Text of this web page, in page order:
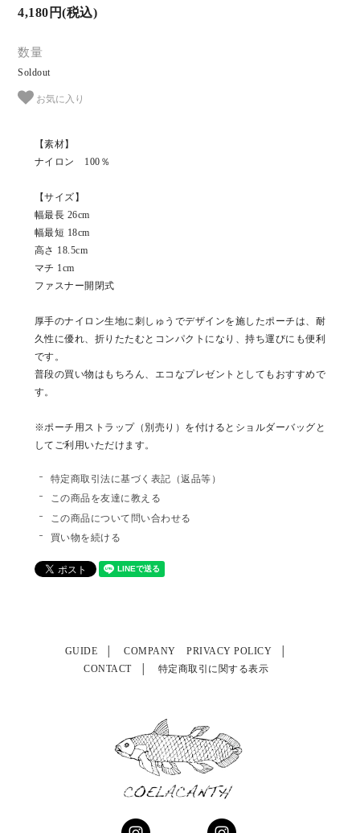
4,180円(税込)
数量
Soldout
お気に入り
【素材】
ナイロン 100％
【サイズ】
幅最長 26cm
幅最短 18cm
高さ 18.5cm
マチ 1cm
ファスナー開閉式
厚手のナイロン生地に刺しゅうでデザインを施したポーチは、耐
久性に優れ、折りたたむとコンパクトになり、持ち運びにも便利
です。
普段の買い物はもちろん、エコなプレゼントとしてもおすすめで
す。
※ポーチ用ストラップ（別売り）を付けるとショルダーバッグと
してご利用いただけます。
特定商取引法に基づく表記（返品等）
この商品を友達に教える
この商品について問い合わせる
買い物を続ける
GUIDE COMPANY
PRIVACY POLICY
CONTACT
特定商取引に関する表示